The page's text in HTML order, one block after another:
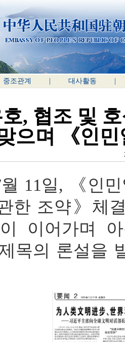
중조관계 대사활동
호, 협조 및
으며 《인
월 11일, 《인
한 조약》체
이어가며
목의 론설을